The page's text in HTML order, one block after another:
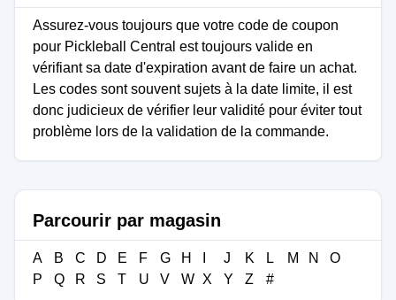
Assurez-vous toujours que votre code de coupon
pour Pickleball Central est toujours valide en
vérifiant sa date d'expiration avant de faire un achat.
Les codes sont souvent sujets à la date limite, il est
donc judicieux de vérifier leur validité pour éviter tout
problème lors de la validation de la commande.
Parcourir par magasin
A B C D E F G H J K L M N
O
P
Q R S T U V W X Y Z #